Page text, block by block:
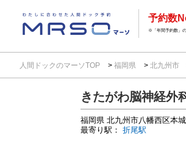
予約数
※「年間予約数」
人間ドックのマーソTOP 福岡県 北九州市
きたがわ脳神経外
福岡県 北九州市八幡西区本
最寄り駅： 折尾駅